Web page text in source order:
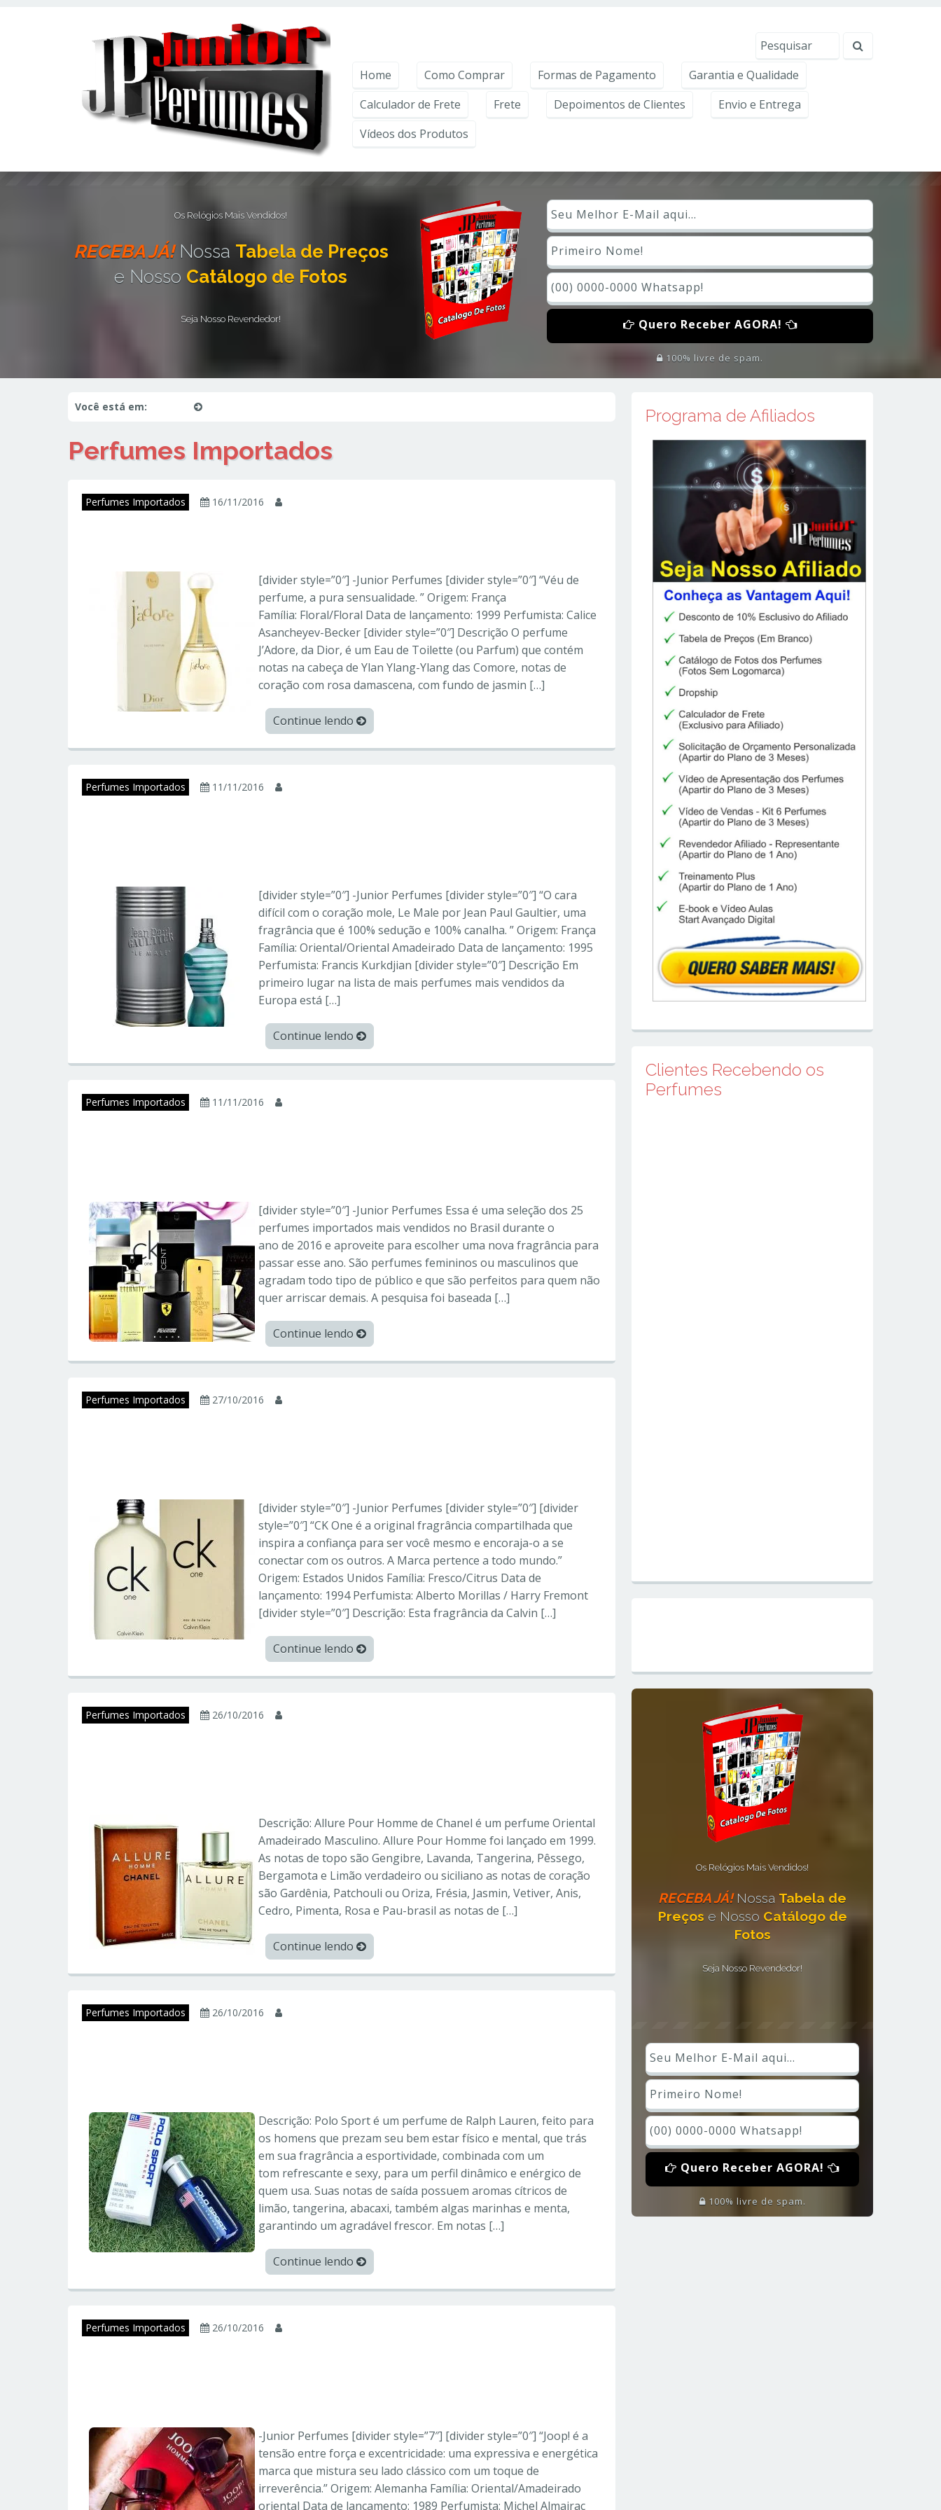
Home Como Comprar Formas de Pagamento
Garantia e Qualidade
Calculador de Frete
Frete Depoimentos de Clientes
Envio e Entrega
Vídeos dos Produtos
Os Relógios Mais Vendidos!
RECEBA JÁ!Nossa Tabela de Preços
e Nosso Catálogo de Fotos
Seja Nosso Revendedor! Quero Receber AGORA!
100% livre de spam.
Você está em:
Perfumes Importados
Perfumes Importados 16/11/2016
[divider style=”0″] -Junior Perfumes [divider style=”0″] “Véu de
perfume, a pura sensualidade. ” Origem: França
Família: Floral/Floral Data de lançamento: 1999 Perfumista: Calice
Asancheyev-Becker [divider style=”0″] Descrição O perfume
J’Adore, da Dior, é um Eau de Toilette (ou Parfum) que contém
notas na cabeça de Ylan Ylang-Ylang das Comore, notas de
coração com rosa damascena, com fundo de jasmin […]
Continue lendo
Perfumes Importados 11/11/2016
[divider style=”0″] -Junior Perfumes [divider style=”0″] “O cara
difícil com o coração mole, Le Male por Jean Paul Gaultier, uma
fragrância que é 100% sedução e 100% canalha. ” Origem: França
Família: Oriental/Oriental Amadeirado Data de lançamento: 1995
Perfumista: Francis Kurkdjian [divider style=”0″] Descrição Em
primeiro lugar na lista de mais perfumes mais vendidos da
Europa está […]
Continue lendo
Perfumes Importados 11/11/2016
[divider style=”0″] -Junior Perfumes Essa é uma seleção dos 25
perfumes importados mais vendidos no Brasil durante o
ano de 2016 e aproveite para escolher uma nova fragrância para
passar esse ano. São perfumes femininos ou masculinos que
agradam todo tipo de público e que são perfeitos para quem não
quer arriscar demais. A pesquisa foi baseada […]
Continue lendo
Perfumes Importados 27/10/2016
[divider style=”0″] -Junior Perfumes [divider style=”0″] [divider
style=”0″] “CK One é a original fragrância compartilhada que
inspira a confiança para ser você mesmo e encoraja-o a se
conectar com os outros. A Marca pertence a todo mundo.”
Origem: Estados Unidos Família: Fresco/Citrus Data de
lançamento: 1994 Perfumista: Alberto Morillas / Harry Fremont
[divider style=”0″] Descrição: Esta fragrância da Calvin […]
Continue lendo
Perfumes Importados 26/10/2016
Descrição: Allure Pour Homme de Chanel é um perfume Oriental
Amadeirado Masculino. Allure Pour Homme foi lançado em 1999.
As notas de topo são Gengibre, Lavanda, Tangerina, Pêssego,
Bergamota e Limão verdadeiro ou siciliano as notas de coração
são Gardênia, Patchouli ou Oriza, Frésia, Jasmin, Vetiver, Anis,
Cedro, Pimenta, Rosa e Pau-brasil as notas de […]
Continue lendo
Perfumes Importados 26/10/2016
Descrição: Polo Sport é um perfume de Ralph Lauren, feito para
os homens que prezam seu bem estar físico e mental, que trás
em sua fragrância a esportividade, combinada com um
tom refrescante e sexy, para um perfil dinâmico e enérgico de
quem usa. Suas notas de saída possuem aromas cítricos de
limão, tangerina, abacaxi, também algas marinhas e menta,
garantindo um agradável frescor. Em notas […]
Continue lendo
Perfumes Importados 26/10/2016
-Junior Perfumes [divider style=”7″] [divider style=”0″] “Joop! é a
tensão entre força e excentricidade: uma expressiva e energética
marca que mistura seu lado clássico com um toque de
irreverência.” Origem: Alemanha Família: Oriental/Amadeirado
oriental Data de lançamento: 1989 Perfumista: Michel Almairac
Programa de Afiliados
Clientes Recebendo os
Perfumes
Os Relógios Mais Vendidos!
RECEBA JÁ!Nossa Tabela de
Preços e Nosso Catálogo de
Fotos
Seja Nosso Revendedor!
Quero Receber AGORA!
100% livre de spam.
Política de Cookies e Privacidade